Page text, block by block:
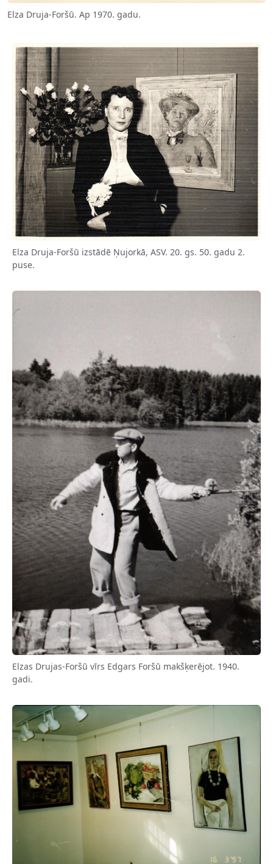
Elza Druja-Foršū. Ap 1970. gadu.
Elza Druja-Foršū izstādē Ņujorkā, ASV. 20. gs. 50. gadu 2.
puse.
Elzas Drujas-Foršū vīrs Edgars Foršū makšķerējot. 1940.
gadi.